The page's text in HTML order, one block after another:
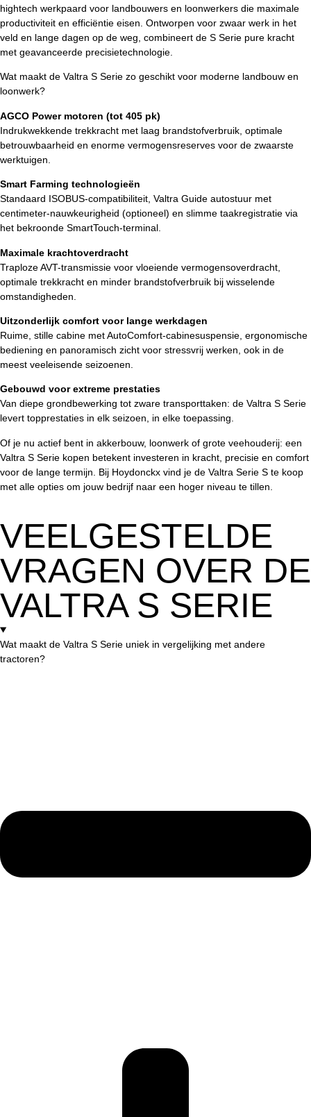
hightech werkpaard voor landbouwers en loonwerkers die maximale
productiviteit en efficiëntie eisen. Ontworpen voor zwaar werk in het
veld en lange dagen op de weg, combineert de S Serie pure kracht
met geavanceerde precisietechnologie.
Wat maakt de Valtra S Serie zo geschikt voor moderne landbouw en
loonwerk?
AGCO Power motoren (tot 405 pk)
Indrukwekkende trekkracht met laag brandstofverbruik, optimale
betrouwbaarheid en enorme vermogensreserves voor de zwaarste
werktuigen.
Smart Farming technologieën
Standaard ISOBUS-compatibiliteit, Valtra Guide autostuur met
centimeter-nauwkeurigheid (optioneel) en slimme taakregistratie via
het bekroonde SmartTouch-terminal.
Maximale krachtoverdracht
Traploze AVT-transmissie voor vloeiende vermogensoverdracht,
optimale trekkracht en minder brandstofverbruik bij wisselende
omstandigheden.
Uitzonderlijk comfort voor lange werkdagen
Ruime, stille cabine met AutoComfort-cabinesuspensie, ergonomische
bediening en panoramisch zicht voor stressvrij werken, ook in de
meest veeleisende seizoenen.
Gebouwd voor extreme prestaties
Van diepe grondbewerking tot zware transporttaken: de Valtra S Serie
levert topprestaties in elk seizoen, in elke toepassing.
Of je nu actief bent in akkerbouw, loonwerk of grote veehouderij: een
Valtra S Serie kopen betekent investeren in kracht, precisie en comfort
voor de lange termijn. Bij Hoydonckx vind je de Valtra Serie S te koop
met alle opties om jouw bedrijf naar een hoger niveau te tillen.
VEELGESTELDE
VRAGEN OVER DE
VALTRA S SERIE
Wat maakt de Valtra S Serie uniek in vergelijking met andere
tractoren?